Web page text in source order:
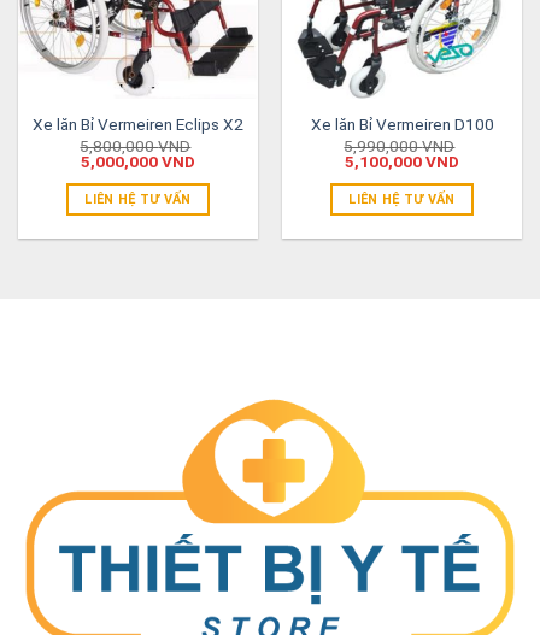
Xe lăn Bỉ Vermeiren Eclips X2
5,800,000VND
5,000,000VND
LIÊN HỆ TƯ VẤN
Xe lăn Bỉ Vermeiren D100
5,990,000VND
5,100,000VND
LIÊN HỆ TƯ VẤN